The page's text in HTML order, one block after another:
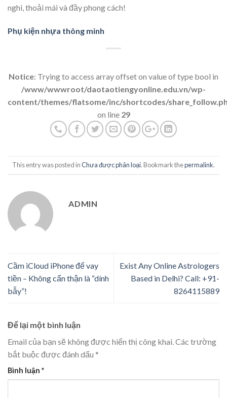
nghi, thoải mái và đầy phong cách!
Phụ kiện nhựa thông minh
Notice: Trying to access array offset on value of type bool in
/www/wwwroot/daotaotiengyonline.edu.vn/wp-
content/themes/flatsome/inc/shortcodes/
on line 29
This entry was posted inChưa được phân loại. Bookmark thepermalink.
ADMIN
Cầm iCloud iPhone để vay
tiền – Không cẩn thận là “dính
bẫy”!
Exist Any Online Astrologers
Based in Delhi? Call: +91-
8264115889
Để lại một bình luận
Email của bạn sẽ không được hiển thị công khai.Các trường
bắt buộc được đánh dấu *
Bình luận *